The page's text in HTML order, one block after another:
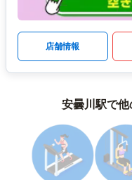
店舗情報
安曇川駅で